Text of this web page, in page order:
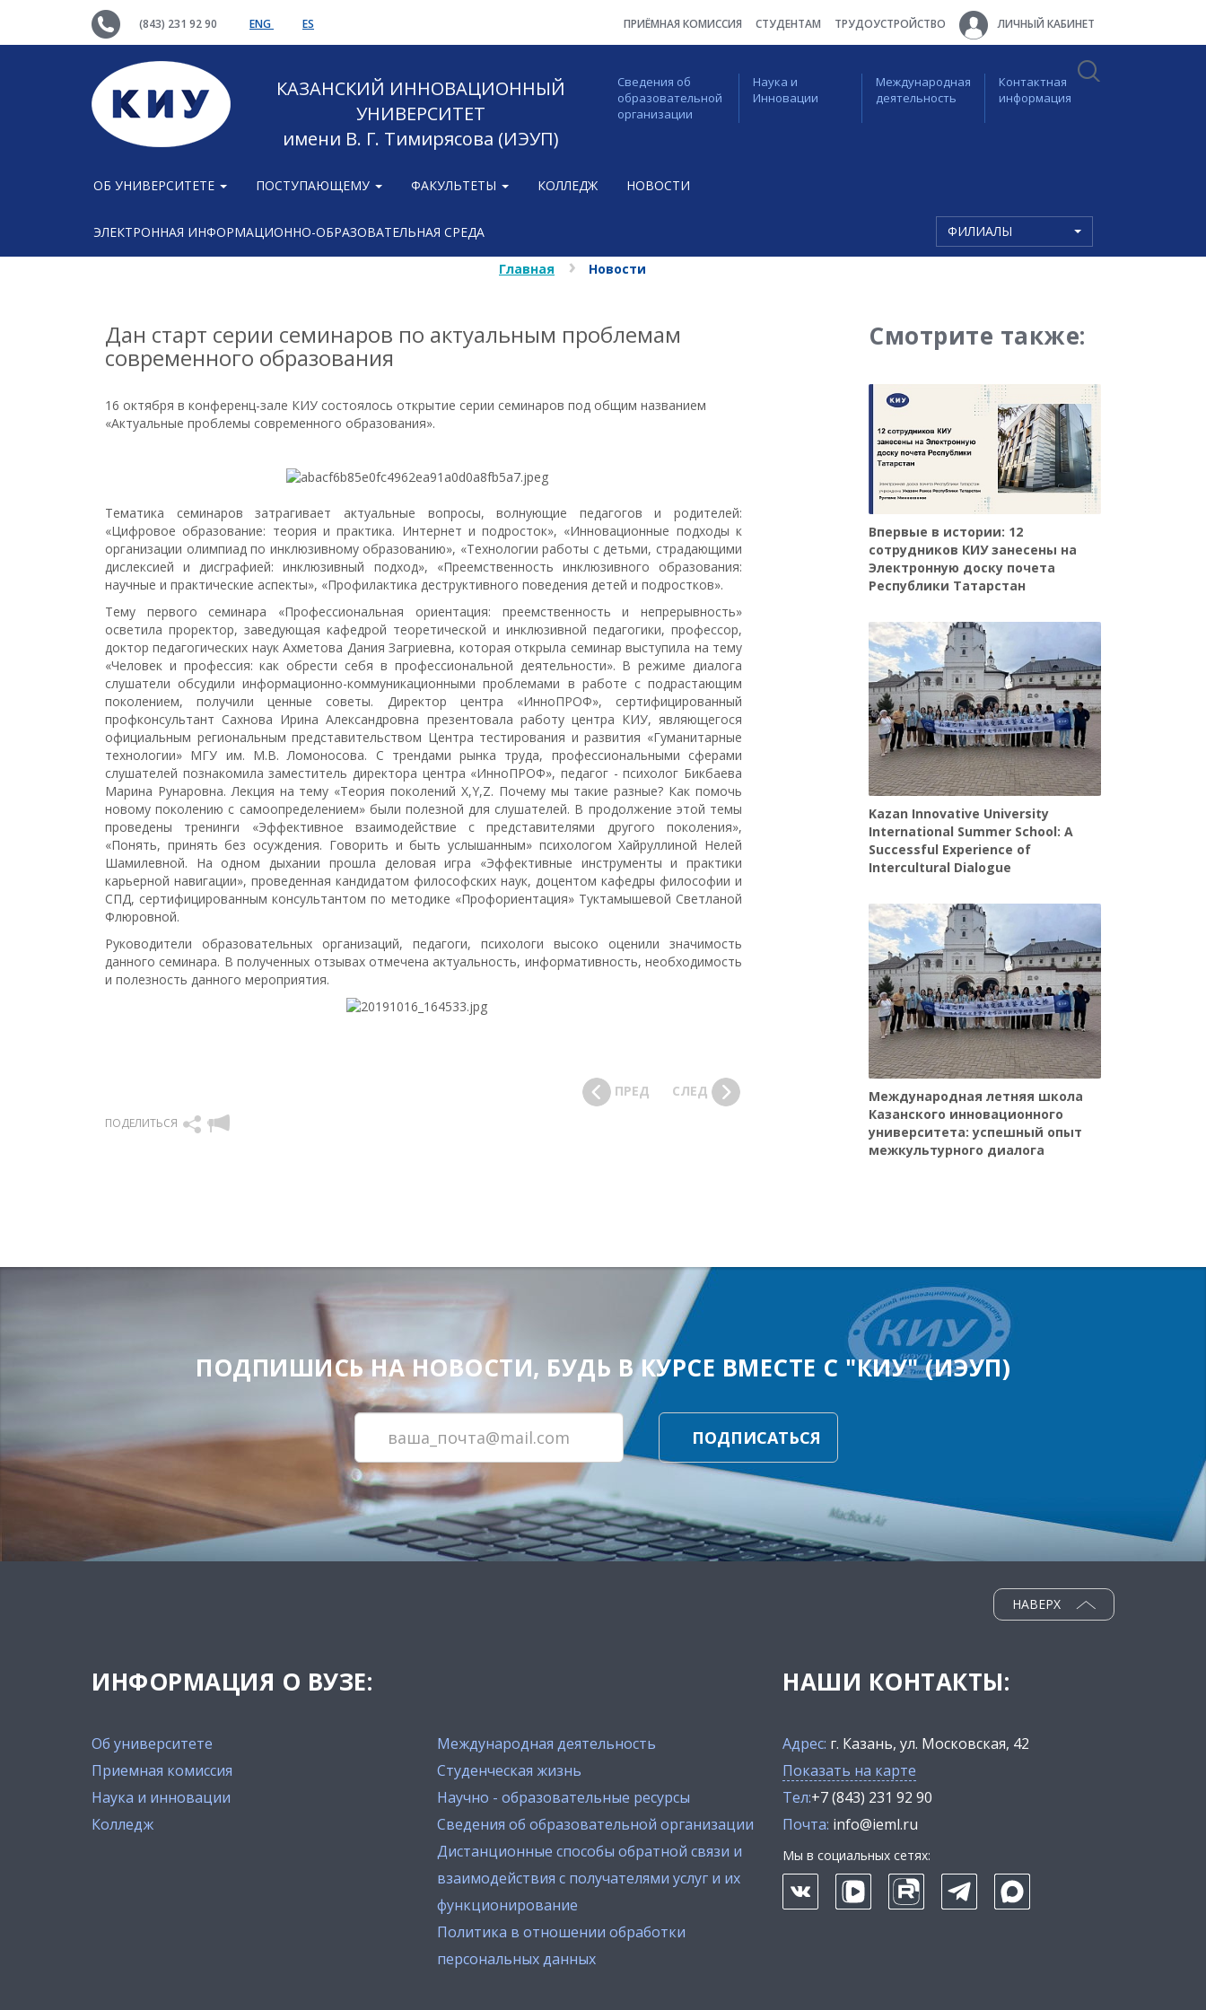
(843) 231 92 90 ENG ES ПРИЁМНАЯ КОМИССИЯ СТУДЕНТАМ ТРУДОУСТРОЙСТВО ЛИЧНЫЙ КАБИНЕТ
КАЗАНСКИЙ ИННОВАЦИОННЫЙ
УНИВЕРСИТЕТ
имени В. Г. Тимирясова (ИЭУП)
Сведения об
образовательной
организации
Наука и
Инновации
Международная
деятельность
Контактная
информация
ОБ УНИВЕРСИТЕТЕ ПОСТУПАЮЩЕМУ ФАКУЛЬТЕТЫ КОЛЛЕДЖ НОВОСТИ
ЭЛЕКТРОННАЯ ИНФОРМАЦИОННО-ОБРАЗОВАТЕЛЬНАЯ СРЕДА ФИЛИАЛЫ
Главная Новости
Дан старт серии семинаров по актуальным проблемам
современного образования
16 октября в конференц-зале КИУ состоялось открытие серии семинаров под общим названием
«Актуальные проблемы современного образования».
Тематика семинаров затрагивает актуальные вопросы, волнующие педагогов и родителей:
«Цифровое образование: теория и практика. Интернет и подросток», «Инновационные подходы к
организации олимпиад по инклюзивному образованию», «Технологии работы с детьми, страдающими
дислексией и дисграфией: инклюзивный подход», «Преемственность инклюзивного образования:
научные и практические аспекты», «Профилактика деструктивного поведения детей и подростков».
Тему первого семинара «Профессиональная ориентация: преемственность и непрерывность»
осветила проректор, заведующая кафедрой теоретической и инклюзивной педагогики, профессор,
доктор педагогических наук Ахметова Дания Загриевна, которая открыла семинар выступила на тему
«Человек и профессия: как обрести себя в профессиональной деятельности». В режиме диалога
слушатели обсудили информационно-коммуникационными проблемами в работе с подрастающим
поколением, получили ценные советы. Директор центра «ИнноПРОФ», сертифицированный
профконсультант Сахнова Ирина Александровна презентовала работу центра КИУ, являющегося
официальным региональным представительством Центра тестирования и развития «Гуманитарные
технологии» МГУ им. М.В. Ломоносова. С трендами рынка труда, профессиональными сферами
слушателей познакомила заместитель директора центра «ИнноПРОФ», педагог - психолог Бикбаева
Марина Рунаровна. Лекция на тему «Теория поколений X,Y,Z. Почему мы такие разные? Как помочь
новому поколению с самоопределением» были полезной для слушателей. В продолжение этой темы
проведены тренинги «Эффективное взаимодействие с представителями другого поколения»,
«Понять, принять без осуждения. Говорить и быть услышанным» психологом Хайруллиной Нелей
Шамилевной. На одном дыхании прошла деловая игра «Эффективные инструменты и практики
карьерной навигации», проведенная кандидатом философских наук, доцентом кафедры философии и
СПД, сертифицированным консультантом по методике «Профориентация» Туктамышевой Светланой
Флюровной.
Руководители образовательных организаций, педагоги, психологи высоко оценили значимость
данного семинара. В полученных отзывах отмечена актуальность, информативность, необходимость
и полезность данного мероприятия.
ПОДЕЛИТЬСЯ
ПРЕД СЛЕД
Смотрите также:
Впервые в истории: 12
сотрудников КИУ занесены на
Электронную доску почета
Республики Татарстан
Kazan Innovative University
International Summer School: A
Successful Experience of
Intercultural Dialogue
Международная летняя школа
Казанского инновационного
университета: успешный опыт
межкультурного диалога
ПОДПИШИСЬ НА НОВОСТИ, БУДЬ В КУРСЕ ВМЕСТЕ С "КИУ" (ИЭУП)
ПОДПИСАТЬСЯ
ИНФОРМАЦИЯ О ВУЗЕ:
Об университете
Приемная комиссия
Наука и инновации
Колледж
Международная деятельность
Студенческая жизнь
Научно - образовательные ресурсы
Сведения об образовательной организации
Дистанционные способы обратной связи и
взаимодействия с получателями услуг и их
функционирование
Политика в отношении обработки
персональных данных
НАВЕРХ
НАШИ КОНТАКТЫ:
Адрес: г. Казань, ул. Московская, 42
Показать на карте
Тел:+7 (843) 231 92 90
Почта: info@ieml.ru
Мы в социальных сетях: